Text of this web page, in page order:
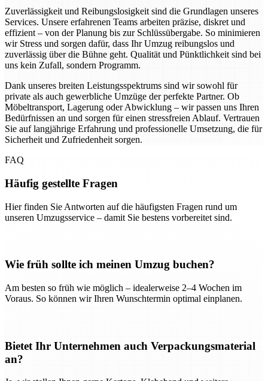
Zuverlässigkeit und Reibungslosigkeit sind die Grundlagen unseres
Services. Unsere erfahrenen Teams arbeiten präzise, diskret und
effizient – von der Planung bis zur Schlüssübergabe. So minimieren
wir Stress und sorgen dafür, dass Ihr Umzug reibungslos und
zuverlässig über die Bühne geht. Qualität und Pünktlichkeit sind bei
uns kein Zufall, sondern Programm.
Dank unseres breiten Leistungsspektrums sind wir sowohl für
private als auch gewerbliche Umzüge der perfekte Partner. Ob
Möbeltransport, Lagerung oder Abwicklung – wir passen uns Ihren
Bedürfnissen an und sorgen für einen stressfreien Ablauf. Vertrauen
Sie auf langjährige Erfahrung und professionelle Umsetzung, die für
Sicherheit und Zufriedenheit sorgen.
FAQ
Häufig gestellte Fragen
Hier finden Sie Antworten auf die häufigsten Fragen rund um
unseren Umzugsservice – damit Sie bestens vorbereitet sind.
Wie früh sollte ich meinen Umzug buchen?
Am besten so früh wie möglich – idealerweise 2–4 Wochen im
Voraus. So können wir Ihren Wunschtermin optimal einplanen.
Bietet Ihr Unternehmen auch Verpackungsmaterial
an?